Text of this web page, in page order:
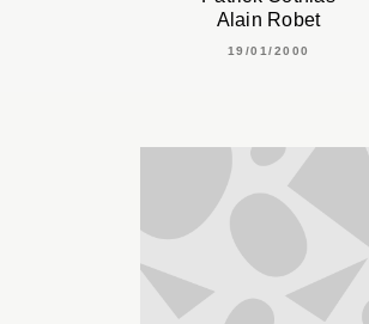
Alain Robet
19/01/2000